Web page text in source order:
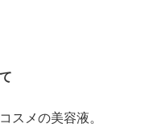
スメの美容液。